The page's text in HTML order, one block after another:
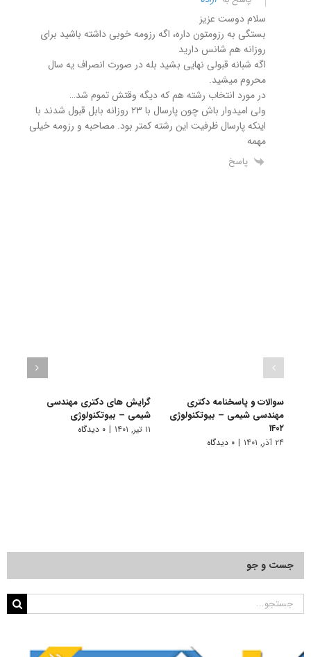
سلام دوست عزیز
بستگی به رزومتون داره، اگه رزومه خوبی داشته باشید برای
روزانه هم شانس دارید
اگه شبانه قبولی نهایی بشید بله در صورت انصراف یه سال
محروم میشید.
در مورد انتخاب رشته هم که دیگه وقتش تموم شد…
ولی امیدوار باش چون پارسال با ۲۳ روزانه بابل قبول شدند با
اینکه پارسال ظرفیت این رشته کمتر بود. مصاحبه و رزومه خیلی
مهمه
پاسخ
سوالات و پاسخنامه دکتری
مهندسی شیمی – بیوتکنولوژی
۱۴۰۲
۲۴ آذر, ۱۴۰۱ | ۰ دیدگاه
گرایش های دکتری مهندسی
شیمی – ﺑﻴﻮﺗﻜﻨﻮﻟﻮژی
۱۱ تیر, ۱۴۰۱ | ۰ دیدگاه
جست و جو
جستجو